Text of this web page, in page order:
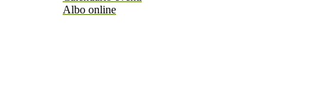
Albo online